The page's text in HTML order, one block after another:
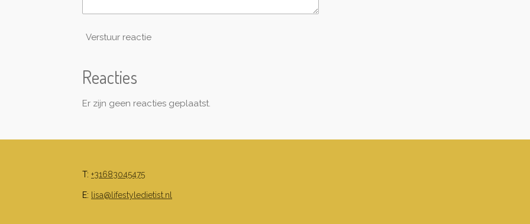
Verstuur reactie
Reacties
Er zijn geen reacties geplaatst.
T: +31683045475
E: lisa@lifestyledietist.nl